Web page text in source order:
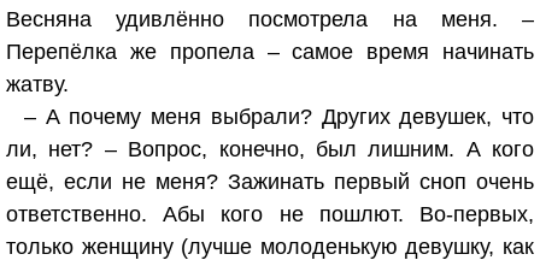
Весняна удивлённо посмотрела на меня. –
Перепёлка же пропела – самое время начинать
жатву.
– А почему меня выбрали? Других девушек, что
ли, нет? – Вопрос, конечно, был лишним. А кого
ещё, если не меня? Зажинать первый сноп очень
ответственно. Абы кого не пошлют. Во-первых,
только женщину (лучше молоденькую девушку, как